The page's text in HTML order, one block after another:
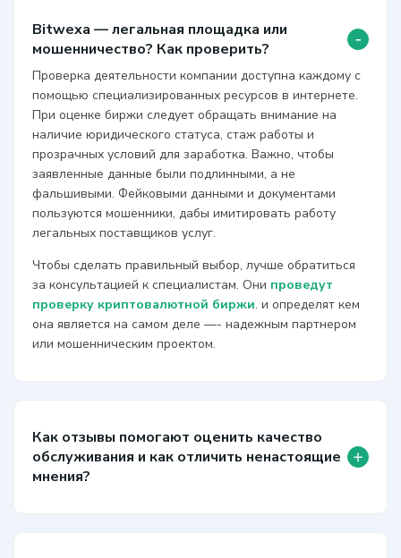
Bitwexa — легальная площадка или
мошенничество? Как проверить?
-
Проверка деятельности компании доступна каждому с
помощью специализированных ресурсов в интернете.
При оценке биржи следует обращать внимание на
наличие юридического статуса, стаж работы и
прозрачных условий для заработка. Важно, чтобы
заявленные данные были подлинными, а не
фальшивыми. Фейковыми данными и документами
пользуются мошенники, дабы имитировать работу
легальных поставщиков услуг.
Чтобы сделать правильный выбор, лучше обратиться
за консультацией к специалистам. Они проведут
проверку криптовалютной биржи. и определят кем
она является на самом деле —- надежным партнером
или мошенническим проектом.
Как отзывы помогают оценить качество
обслуживания и как отличить ненастоящие
мнения?
+